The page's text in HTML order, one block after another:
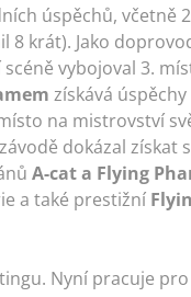
úspěchů, včetně
8 krát). Jako
vybojoval 3.
získává
na mistrovství
dokázal získat
A-cat a Flying
a také prestižní
Nyní pracuje